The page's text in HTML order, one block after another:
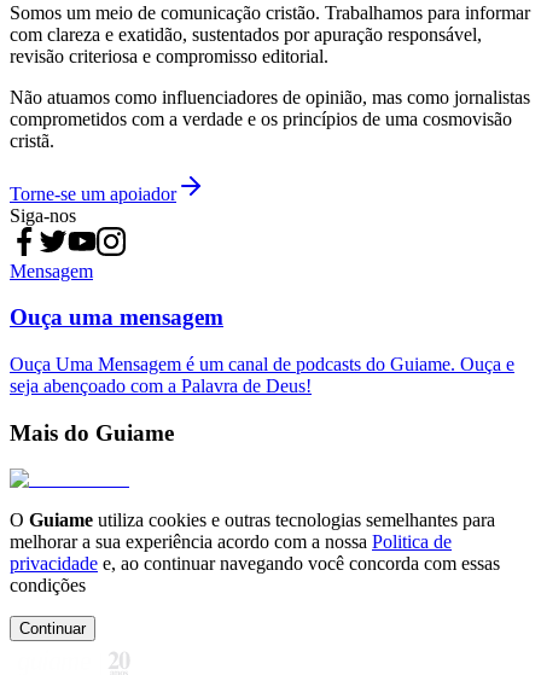
Somos um meio de comunicação cristão. Trabalhamos para informar
com clareza e exatidão, sustentados por apuração responsável,
revisão criteriosa e compromisso editorial.
Não atuamos como influenciadores de opinião, mas como jornalistas
comprometidos com a verdade e os princípios de uma cosmovisão
cristã.
Torne-se um apoiador
Siga-nos
Mensagem
Ouça uma mensagem
Ouça Uma Mensagem é um canal de podcasts do Guiame. Ouça e
seja abençoado com a Palavra de Deus!
Mais do Guiame
O Guiame utiliza cookies e outras tecnologias semelhantes para
melhorar a sua experiência acordo com a nossa Politica de
privacidade e, ao continuar navegando você concorda com essas
condições
Continuar